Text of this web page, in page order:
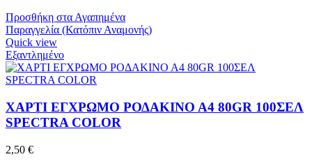
Προσθήκη στα Αγαπημένα
Παραγγελία (Κατόπιν Αναμονής)
Quick view
Εξαντλημένο
ΧΑΡΤΙ ΕΓΧΡΩΜΟ ΡΟΔΑΚΙΝΟ Α4 80GR 100ΣΕΛ
SPECTRA COLOR
2,50 €